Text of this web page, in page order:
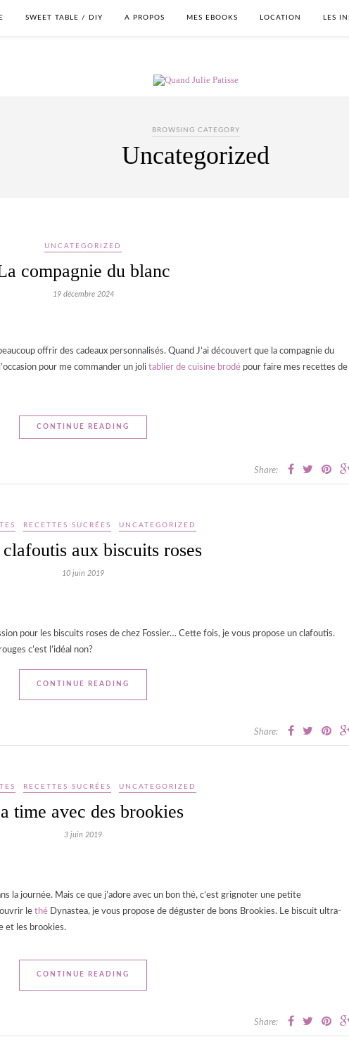
SWEET TABLE / DIY A PROPOS MES EBOOKS LOCATION LES
BROWSING CATEGORY
Uncategorized
UNCATEGORIZED
compagnie du blanc
19 décembre 2024
offrir des cadeaux personnalisés. Quand J’ai découvert que la compagnie du
pour me commander un joli tablier de cuisine brodé pour faire mes recettes de
CONTINUE READING
Share:
RECETTES SUCRÉES UNCATEGORIZED
aux biscuits roses
10 juin 2019
pour les biscuits roses de chez Fossier… Cette fois, je vous propose un clafoutis.
c’est l’idéal non?
CONTINUE READING
Share:
RECETTES SUCRÉES UNCATEGORIZED
time avec des brookies
3 juin 2019
la journée. Mais ce que j’adore avec un bon thé, c’est grignoter une petite
le thé Dynastea, je vous propose de déguster de bons Brookies. Le biscuit ultra-
et les brookies.
CONTINUE READING
Share: